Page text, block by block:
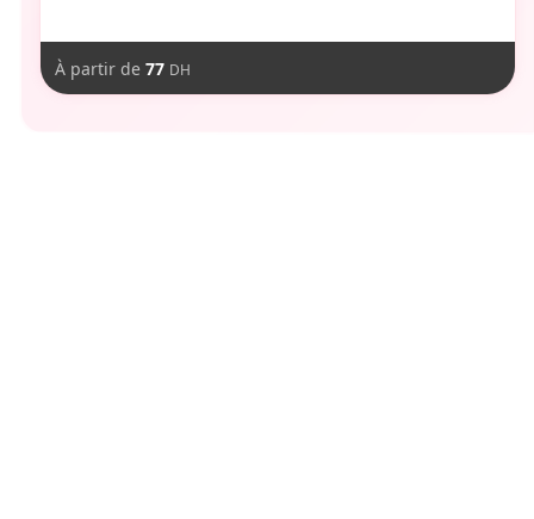
À partir de 77 DH